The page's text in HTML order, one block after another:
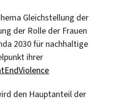
Gleichstellung der
der Rolle der Frauen
2030 für nachhaltige
ihrer
den Hauptanteil der